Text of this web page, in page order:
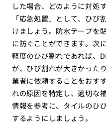
した場合、どのように対処
「応急処置」として、ひび
けましょう。防水テープを
に防ぐことができます。次
軽度のひび割れであれば、
が、ひび割れが大きかった
業者に依頼することをおす
れの原因を特定し、適切な
情報を参考に、タイルのひ
するようにしましょう。